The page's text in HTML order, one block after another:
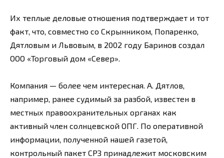
Их теплые деловые отношения подтверждает и тот
факт, что, совместно со Скрынником, Попаренко,
Дятловым и Львовым, в 2002 году Баринов создал
ООО «Торговый дом «Север».
Компания — более чем интересная. А. Дятлов,
например, ранее судимый за разбой, известен в
местных правоохранительных органах как
активный член солнцевской ОПГ. По оперативной
информации, полученной нашей газетой,
контрольный пакет СРЗ принадлежит московским